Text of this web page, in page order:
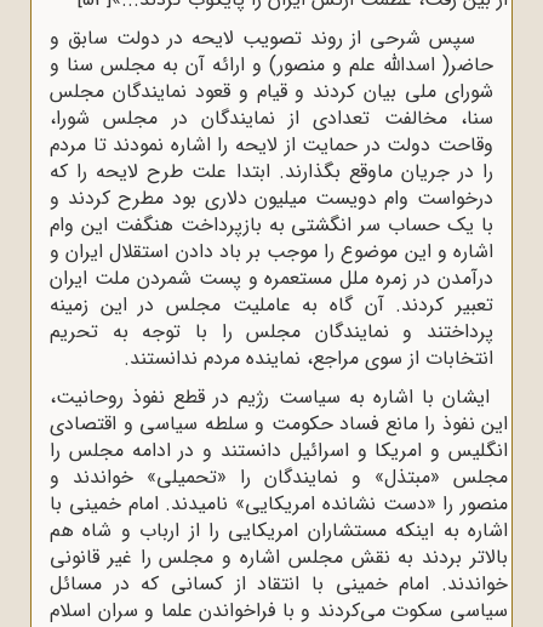
سپس شرحی از روند تصویب لایحه در دولت سابق و
حاضر( اسدالله علم و منصور) و ارائه آن به مجلس سنا و
شورای ملی بیان کردند و قیام و قعود نمایندگان مجلس
سنا، مخالفت تعدادی از نمایندگان در مجلس شورا،
وقاحت دولت در حمایت از لایحه را اشاره نمودند تا مردم
را در جریان ماوقع بگذارند. ابتدا علت طرح لایحه را که
درخواست وام دویست میلیون دلاری بود مطرح کردند و
با یک حساب سر انگشتی به بازپرداخت هنگفت این وام
اشاره و این موضوع را موجب بر باد دادن استقلال ایران و
درآمدن در زمره ملل مستعمره و پست شمردن ملت ایران
تعبیر کردند. آن گاه به عاملیت مجلس در این زمینه
پرداختند و نمایندگان مجلس را با توجه به تحریم
انتخابات از سوی مراجع، نماینده مردم ندانستند.
ایشان با اشاره به سیاست رژیم در قطع نفوذ روحانیت،
این نفوذ را مانع فساد حکومت و سلطه سیاسی و اقتصادی
انگلیس و امریکا و اسرائیل دانستند و در ادامه مجلس را
مجلس «مبتذل» و نمایندگان را «تحمیلی» خواندند و
منصور را «دست نشانده امریکایی» نامیدند. امام خمینی با
اشاره به اینکه مستشاران امریکایی را از ارباب و شاه هم
بالاتر بردند به نقش مجلس اشاره و مجلس را غیر قانونی
خواندند. امام خمینی با انتقاد از کسانی که در مسائل
سیاسی سکوت می‌کردند و با فراخواندن علما و سران اسلام